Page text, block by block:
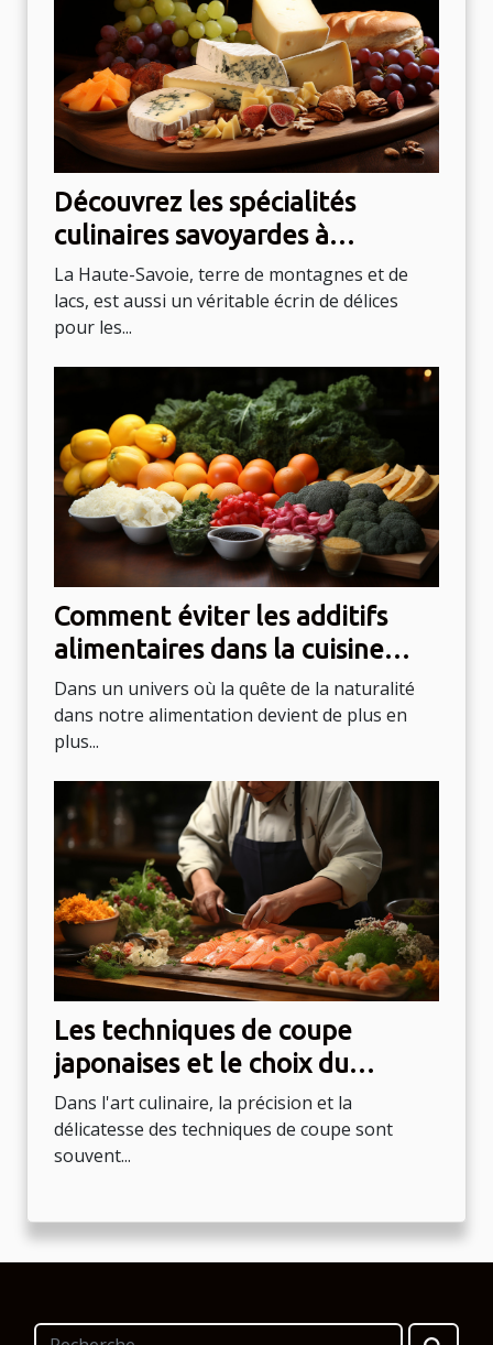
Découvrez les spécialités
culinaires savoyardes à
savourer à Annecy
La Haute-Savoie, terre de montagnes et de
lacs, est aussi un véritable écrin de délices
pour les...
Comment éviter les additifs
alimentaires dans la cuisine
quotidienne
Dans un univers où la quête de la naturalité
dans notre alimentation devient de plus en
plus...
Les techniques de coupe
japonaises et le choix du
couteau idéal
Dans l'art culinaire, la précision et la
délicatesse des techniques de coupe sont
souvent...